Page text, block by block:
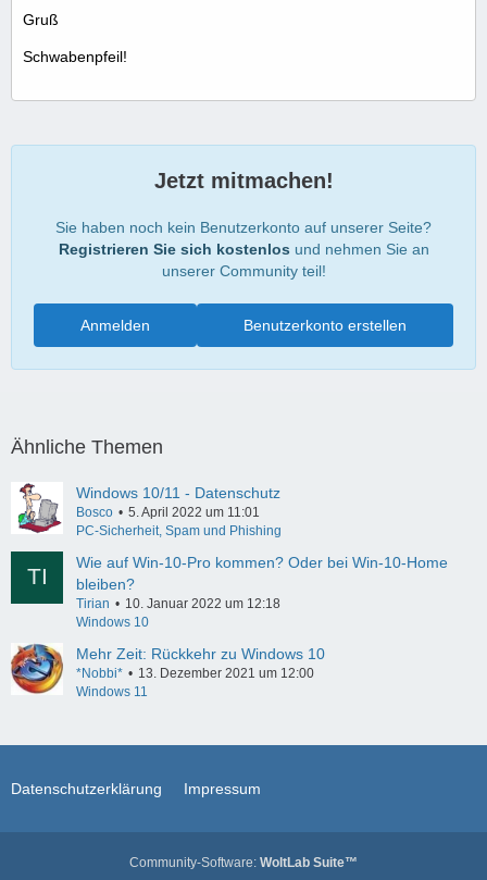
Gruß
Schwabenpfeil!
Jetzt mitmachen!
Sie haben noch kein Benutzerkonto auf unserer Seite?
Registrieren Sie sich kostenlos und nehmen Sie an
unserer Community teil!
Benutzerkonto erstellen
Anmelden
Ähnliche Themen
Windows 10/11 - Datenschutz
Bosco
5. April 2022 um 11:01
PC-Sicherheit, Spam und Phishing
Wie auf Win-10-Pro kommen? Oder bei Win-10-Home
bleiben?
Tirian
10. Januar 2022 um 12:18
Windows 10
Mehr Zeit: Rückkehr zu Windows 10
*Nobbi*
13. Dezember 2021 um 12:00
Windows 11
Datenschutzerklärung Impressum
Community-Software: WoltLab Suite™